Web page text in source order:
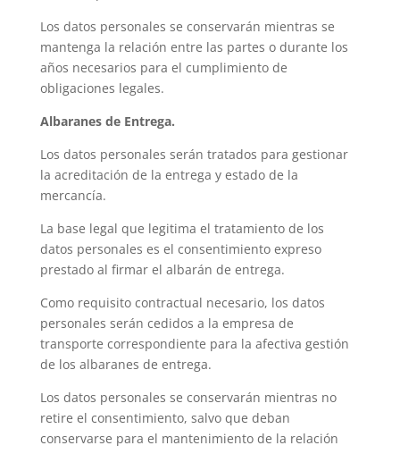
Los datos personales se conservarán mientras se
mantenga la relación entre las partes o durante los
años necesarios para el cumplimiento de
obligaciones legales.
Albaranes de Entrega.
Los datos personales serán tratados para gestionar
la acreditación de la entrega y estado de la
mercancía.
La base legal que legitima el tratamiento de los
datos personales es el consentimiento expreso
prestado al firmar el albarán de entrega.
Como requisito contractual necesario, los datos
personales serán cedidos a la empresa de
transporte correspondiente para la afectiva gestión
de los albaranes de entrega.
Los datos personales se conservarán mientras no
retire el consentimiento, salvo que deban
conservarse para el mantenimiento de la relación